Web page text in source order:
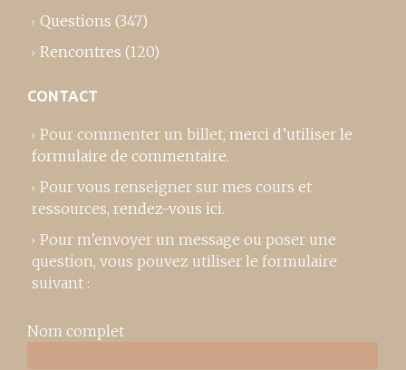
Questions (347)
Rencontres (120)
CONTACT
Pour commenter un billet, merci d’utiliser le
formulaire de commentaire.
Pour vous renseigner sur mes cours et
ressources, rendez-vous ici.
Pour m’envoyer un message ou poser une
question, vous pouvez utiliser le formulaire
suivant :
Nom complet